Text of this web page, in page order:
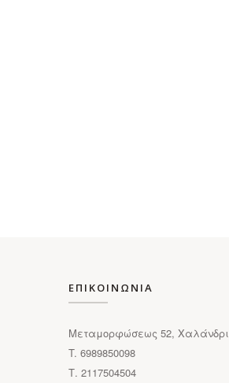
ΕΠΙΚΟΙΝΩΝΙΑ
Μεταμορφώσεως 52, Χαλάνδρι
T. 6989850098
Τ. 2117504504